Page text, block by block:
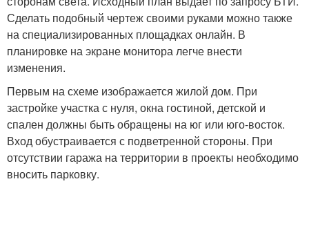
Сделать подобный чертеж своими руками можно также
на специализированных площадках онлайн. В
планировке на экране монитора легче внести
изменения.
Первым на схеме изображается жилой дом. При
застройке участка с нуля, окна гостиной, детской и
спален должны быть обращены на юг или юго-восток.
Вход обустраивается с подветренной стороны. При
отсутствии гаража на территории в проекты необходимо
вносить парковку.